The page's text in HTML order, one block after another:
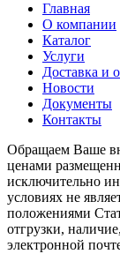
Главная
О компании
Каталог
Услуги
Доставка и
Новости
Документы
Контакты
Обращаем Ваше
ценами
исключительно
условиях не
положениями
отгрузки,
электронной